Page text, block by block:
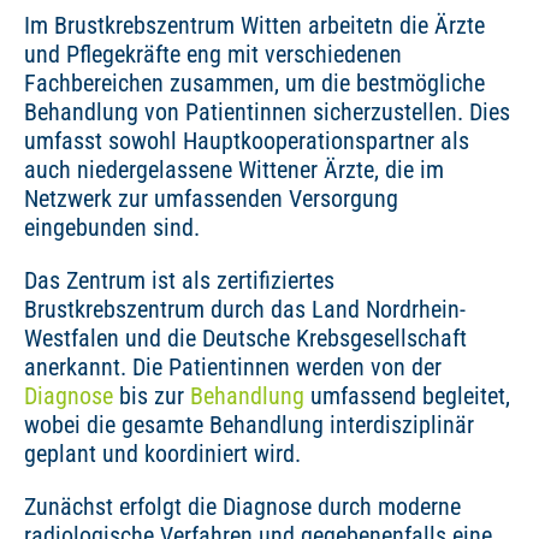
Im Brustkrebszentrum Witten arbeitetn die Ärzte
und Pflegekräfte eng mit verschiedenen
Fachbereichen zusammen, um die bestmögliche
Behandlung von Patientinnen sicherzustellen. Dies
umfasst sowohl Hauptkooperationspartner als
auch niedergelassene Wittener Ärzte, die im
Netzwerk zur umfassenden Versorgung
eingebunden sind.
Das Zentrum ist als zertifiziertes
Brustkrebszentrum durch das Land Nordrhein-
Westfalen und die Deutsche Krebsgesellschaft
anerkannt. Die Patientinnen werden von der
Diagnose bis zur Behandlung umfassend begleitet,
wobei die gesamte Behandlung interdisziplinär
geplant und koordiniert wird.
Zunächst erfolgt die Diagnose durch moderne